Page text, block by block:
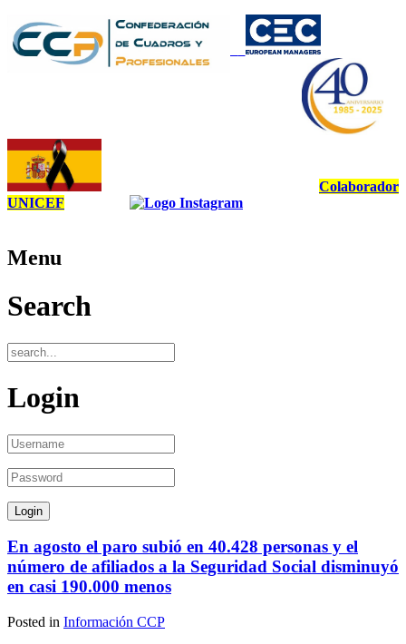
Colaborador
UNICEF
Menu
Search
Login
En agosto el paro subió en 40.428 personas y el
número de afiliados a la Seguridad Social disminuyó
en casi 190.000 menos
Posted in Información CCP